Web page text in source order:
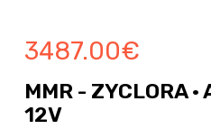
3487.00€
MMR - ZYCLORA
12V